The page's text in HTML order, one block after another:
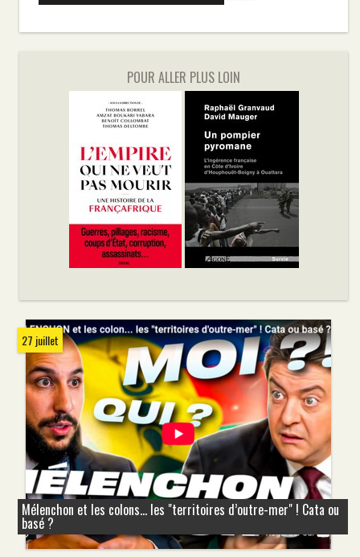
POUR ALLER PLUS LOIN
27 juillet
Mélenchon et les colons... les "territoires d’outre-mer" ! Cata ou
basé ?